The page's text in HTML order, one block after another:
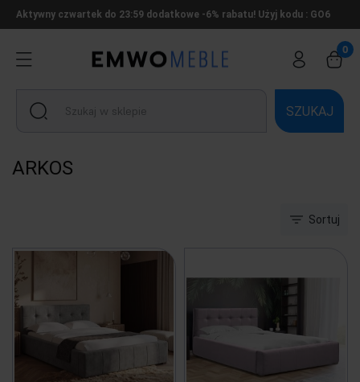
Aktywny czwartek do 23:59 dodatkowe -6% rabatu! Użyj kodu : GO6
SZUKAJ
ARKOS
Sortuj